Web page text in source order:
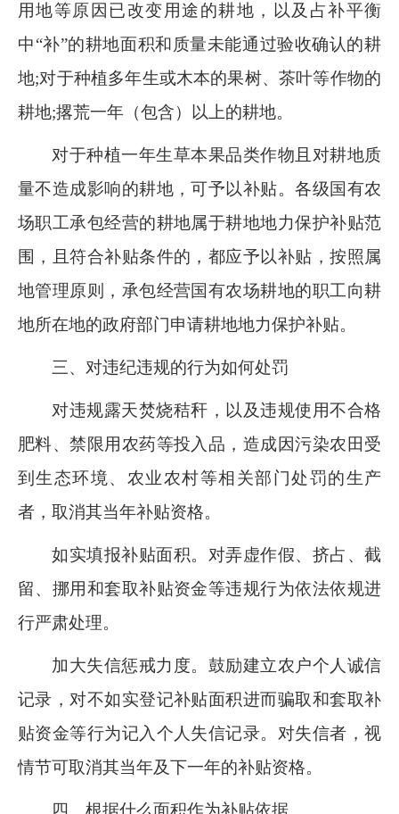
用地等原因已改变用途的耕地，以及占补平衡
中“补”的耕地面积和质量未能通过验收确认的耕
地;对于种植多年生或木本的果树、茶叶等作物的
耕地;撂荒一年 （包含） 以上的耕地。
对于种植一年生草本果品类作物且对耕地质
量不造成影响的耕地，可予以补贴。各级国有农
场职工承包经营的耕地属于耕地地力保护补贴范
围，且符合补贴条件的，都应予以补贴，按照属
地管理原则，承包经营国有农场耕地的职工向耕
地所在地的政府部门申请耕地地力保护补贴。
三、 对违纪违规的行为如何处罚
对违规露天焚烧秸秆，以及违规使用不合格
肥料、禁限用农药等投入品，造成因污染农田受
到生态环境、农业农村等相关部门处罚的生产
者，取消其当年补贴资格。
如实填报补贴面积。对弄虚作假、挤占、截
留、挪用和套取补贴资金等违规行为依法依规进
行严肃处理。
加大失信惩戒力度。鼓励建立农户个人诚信
记录，对不如实登记补贴面积进而骗取和套取补
贴资金等行为记入个人失信记录。对失信者，视
情节可取消其当年及下一年的补贴资格。